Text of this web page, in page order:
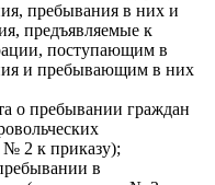
пребывания в них и
предъявляемые к
поступающим в
и пребывающим в них
о пребывании граждан
2 к приказу);
в